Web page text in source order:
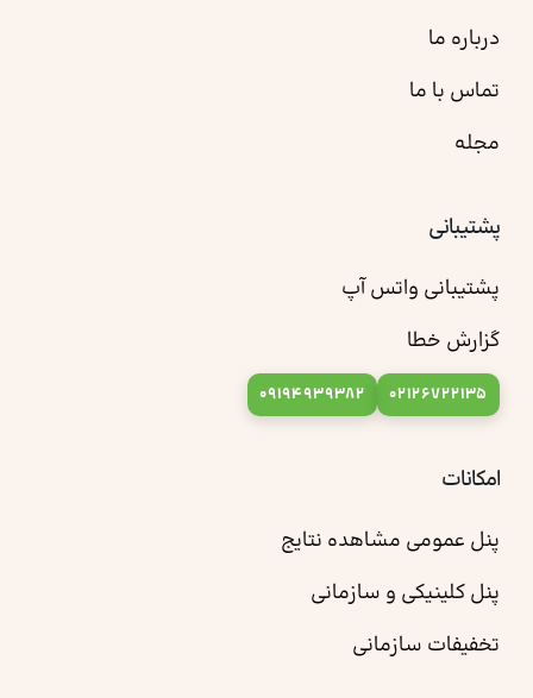
درباره ما
تماس با ما
مجله
پشتیبانی
پشتیبانی واتس آپ
گزارش خطا
02126722135
09194939382
امکانات
پنل عمومی مشاهده نتایج
پنل کلینیکی و سازمانی
تخفیفات سازمانی